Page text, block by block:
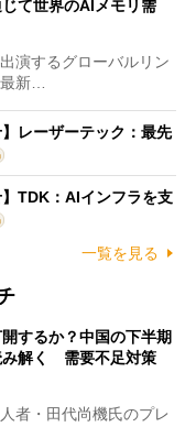
て世界のAIメモリ需
演するグローバルリン
新…
レーザーテック：最先
】TDK：AIインフラを支
一覧を見る
するか？中国の下半期
み解く 需要不足対策
者・田代尚機氏のプレ